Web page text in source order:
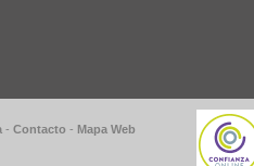
- Contacto - Mapa Web